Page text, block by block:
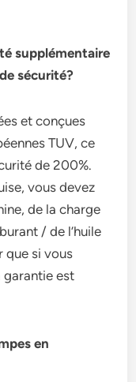
supplémentaire
sécurité?
et conçues
TUV, ce
de 200%.
vous devez
de la charge
/ de l’huile
que si vous
garantie est
en